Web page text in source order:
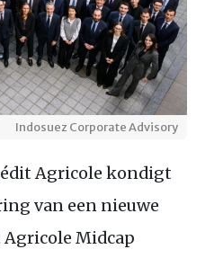
Indosuez Corporate Advisory
Agricole kondigt
van een nieuwe
Midcap